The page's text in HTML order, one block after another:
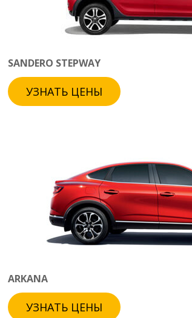
SANDERO STEPWAY
УЗНАТЬ ЦЕНЫ
ARKANA
УЗНАТЬ ЦЕНЫ